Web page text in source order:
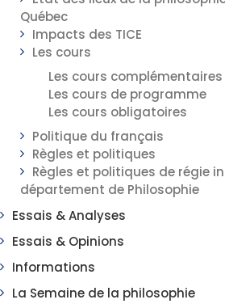
Québec
Impacts des TICE
Les cours
Les cours complémentaires
Les cours de programme
Les cours obligatoires
Politique du français
Règles et politiques
Règles et politiques de régie
département de Philosophie
Essais & Analyses
Essais & Opinions
Informations
La Semaine de la philosophie